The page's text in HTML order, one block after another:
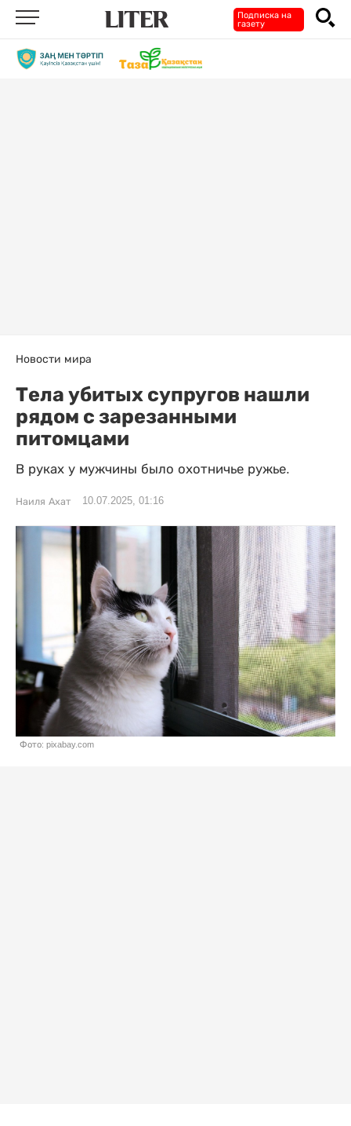
Подписка на
газету
Новости мира
Тела убитых супругов нашли
рядом с зарезанными
питомцами
В руках у мужчины было охотничье ружье.
Наиля Ахат 10.07.2025, 01:16
Фото: pixabay.com